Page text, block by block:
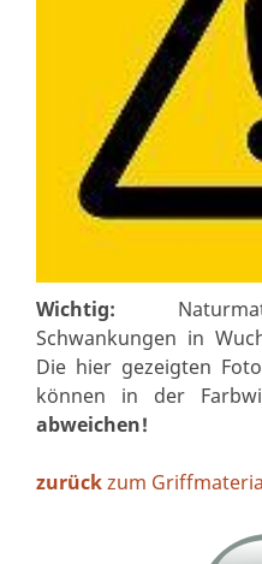
Wichtig:
Schwankungen in
Die hier gezeigten
können in der
abweichen!
zurückzum